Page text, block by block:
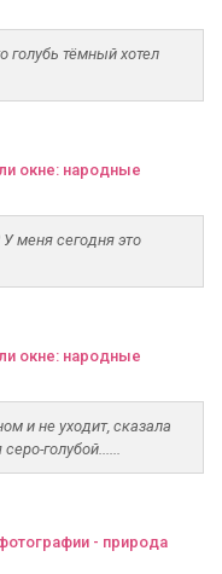
голубь тёмный хотел
окне: народные
меня сегодня это
окне: народные
и не уходит, сказала
голубой......
- природа